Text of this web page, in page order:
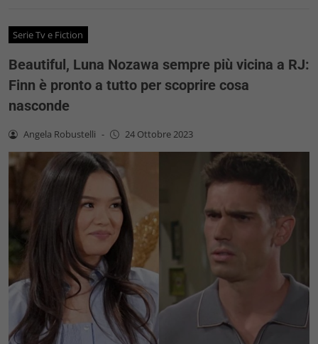
Serie Tv e Fiction
Beautiful, Luna Nozawa sempre più vicina a RJ:
Finn è pronto a tutto per scoprire cosa
nasconde
Angela Robustelli - 24 Ottobre 2023